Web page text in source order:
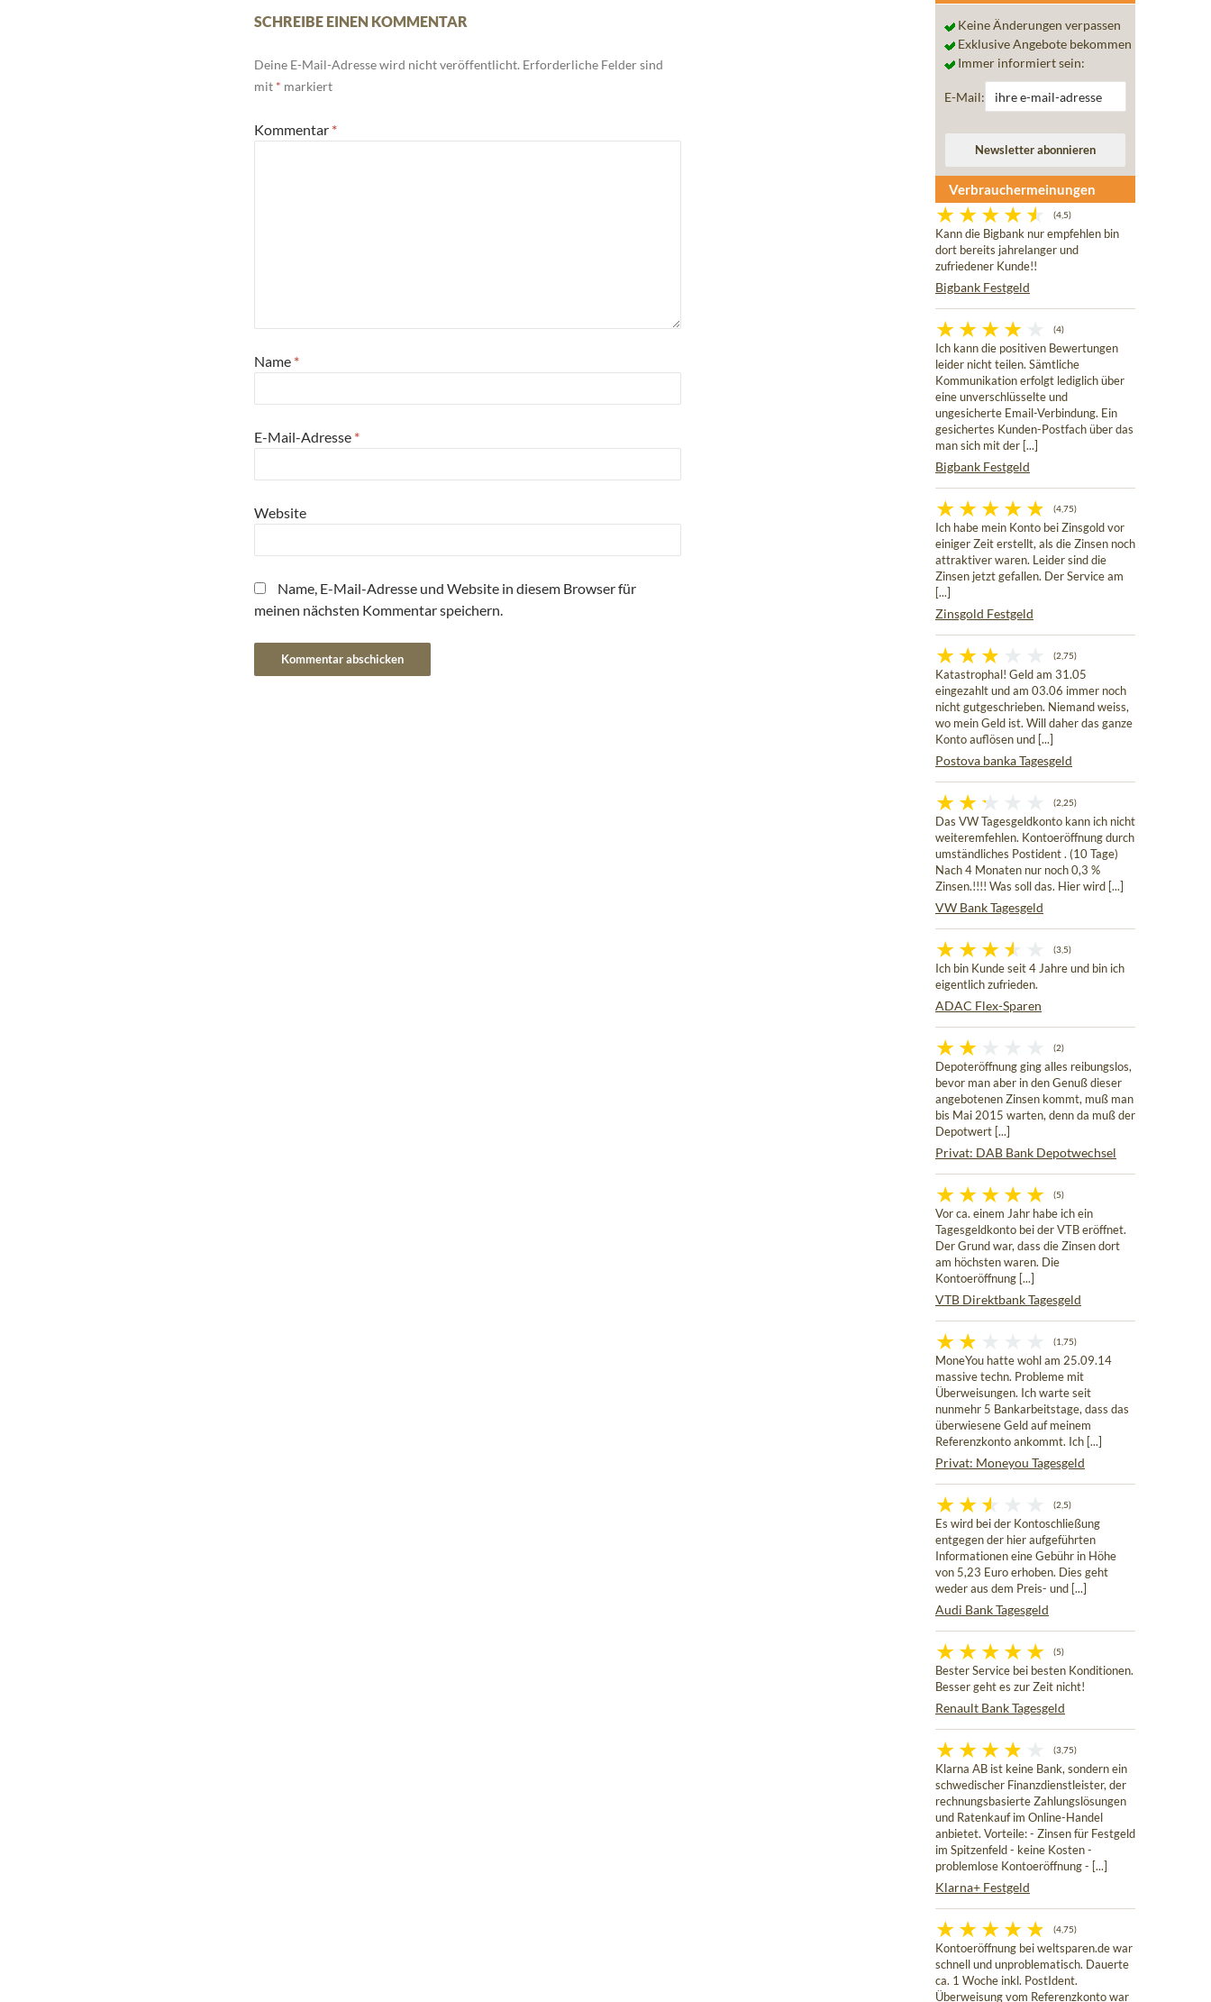
SCHREIBE EINEN KOMMENTAR
Deine E-Mail-Adresse wird nicht veröffentlicht. Erforderliche Felder sind
mit * markiert
Kommentar *
Name *
E-Mail-Adresse *
Website
Name, E-Mail-Adresse und Website in diesem Browser für
meinen nächsten Kommentar speichern.
Keine Änderungen verpassen
Exklusive Angebote bekommen
Immer informiert sein:
E-Mail:
Verbrauchermeinungen
(4,5)
Kann die Bigbank nur empfehlen bin
dort bereits jahrelanger und
zufriedener Kunde!!
Bigbank Festgeld
(4)
Ich kann die positiven Bewertungen
leider nicht teilen. Sämtliche
Kommunikation erfolgt lediglich über
eine unverschlüsselte und
ungesicherte Email-Verbindung. Ein
gesichertes Kunden-Postfach über das
man sich mit der [...]
Bigbank Festgeld
(4,75)
Ich habe mein Konto bei Zinsgold vor
einiger Zeit erstellt, als die Zinsen noch
attraktiver waren. Leider sind die
Zinsen jetzt gefallen. Der Service am
[...]
Zinsgold Festgeld
(2,75)
Katastrophal! Geld am 31.05
eingezahlt und am 03.06 immer noch
nicht gutgeschrieben. Niemand weiss,
wo mein Geld ist. Will daher das ganze
Konto auflösen und [...]
Postova banka Tagesgeld
(2,25)
Das VW Tagesgeldkonto kann ich nicht
weiteremfehlen. Kontoeröffnung durch
umständliches Postident . (10 Tage)
Nach 4 Monaten nur noch 0,3 %
Zinsen.!!!! Was soll das. Hier wird [...]
VW Bank Tagesgeld
(3,5)
Ich bin Kunde seit 4 Jahre und bin ich
eigentlich zufrieden.
ADAC Flex-Sparen
(2)
Depoteröffnung ging alles reibungslos,
bevor man aber in den Genuß dieser
angebotenen Zinsen kommt, muß man
bis Mai 2015 warten, denn da muß der
Depotwert [...]
Privat: DAB Bank Depotwechsel
(5)
Vor ca. einem Jahr habe ich ein
Tagesgeldkonto bei der VTB eröffnet.
Der Grund war, dass die Zinsen dort
am höchsten waren. Die
Kontoeröffnung [...]
VTB Direktbank Tagesgeld
(1,75)
MoneYou hatte wohl am 25.09.14
massive techn. Probleme mit
Überweisungen. Ich warte seit
nunmehr 5 Bankarbeitstage, dass das
überwiesene Geld auf meinem
Referenzkonto ankommt. Ich [...]
Privat: Moneyou Tagesgeld
(2,5)
Es wird bei der Kontoschließung
entgegen der hier aufgeführten
Informationen eine Gebühr in Höhe
von 5,23 Euro erhoben. Dies geht
weder aus dem Preis- und [...]
Audi Bank Tagesgeld
(5)
Bester Service bei besten Konditionen.
Besser geht es zur Zeit nicht!
Renault Bank Tagesgeld
(3,75)
Klarna AB ist keine Bank, sondern ein
schwedischer Finanzdienstleister, der
rechnungsbasierte Zahlungslösungen
und Ratenkauf im Online-Handel
anbietet. Vorteile: - Zinsen für Festgeld
im Spitzenfeld - keine Kosten -
problemlose Kontoeröffnung - [...]
Klarna+ Festgeld
(4,75)
Kontoeröffnung bei weltsparen.de war
schnell und unproblematisch. Dauerte
ca. 1 Woche inkl. PostIdent.
Überweisung vom Referenzkonto war